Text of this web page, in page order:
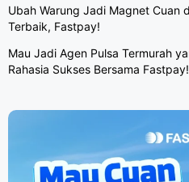
Ubah Warung Jadi Magnet Cuan
Terbaik, Fastpay!
Mau Jadi Agen Pulsa Termurah
Rahasia Sukses Bersama Fastpay!